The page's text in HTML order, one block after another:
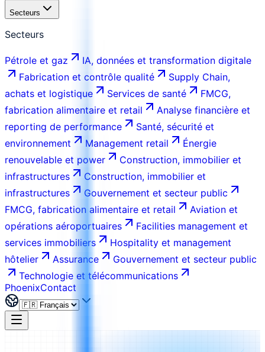
Secteurs
Secteurs
Pétrole et gaz
IA, données et transformation digitale
Fabrication et contrôle qualité
Supply Chain,
achats et logistique
Services de santé
FMCG,
fabrication alimentaire et retail
Analyse financière et
reporting de performance
Santé, sécurité et
environnement
Management retail
Énergie
renouvelable et power
Construction, immobilier et
infrastructures
Construction, immobilier et
infrastructures
Gouvernement et secteur public
FMCG, fabrication alimentaire et retail
Aviation et
opérations aéroportuaires
Facilities management et
services immobiliers
Hospitality et management
hôtelier
Assurance
Gouvernement et secteur public
Technologie et télécommunications
PhoenixContact